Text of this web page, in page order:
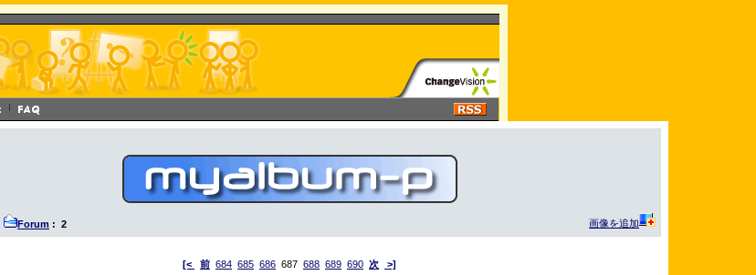
Forum : 2 画像を追加
[< 前 684 685 686 687 688 689 690 次 >]